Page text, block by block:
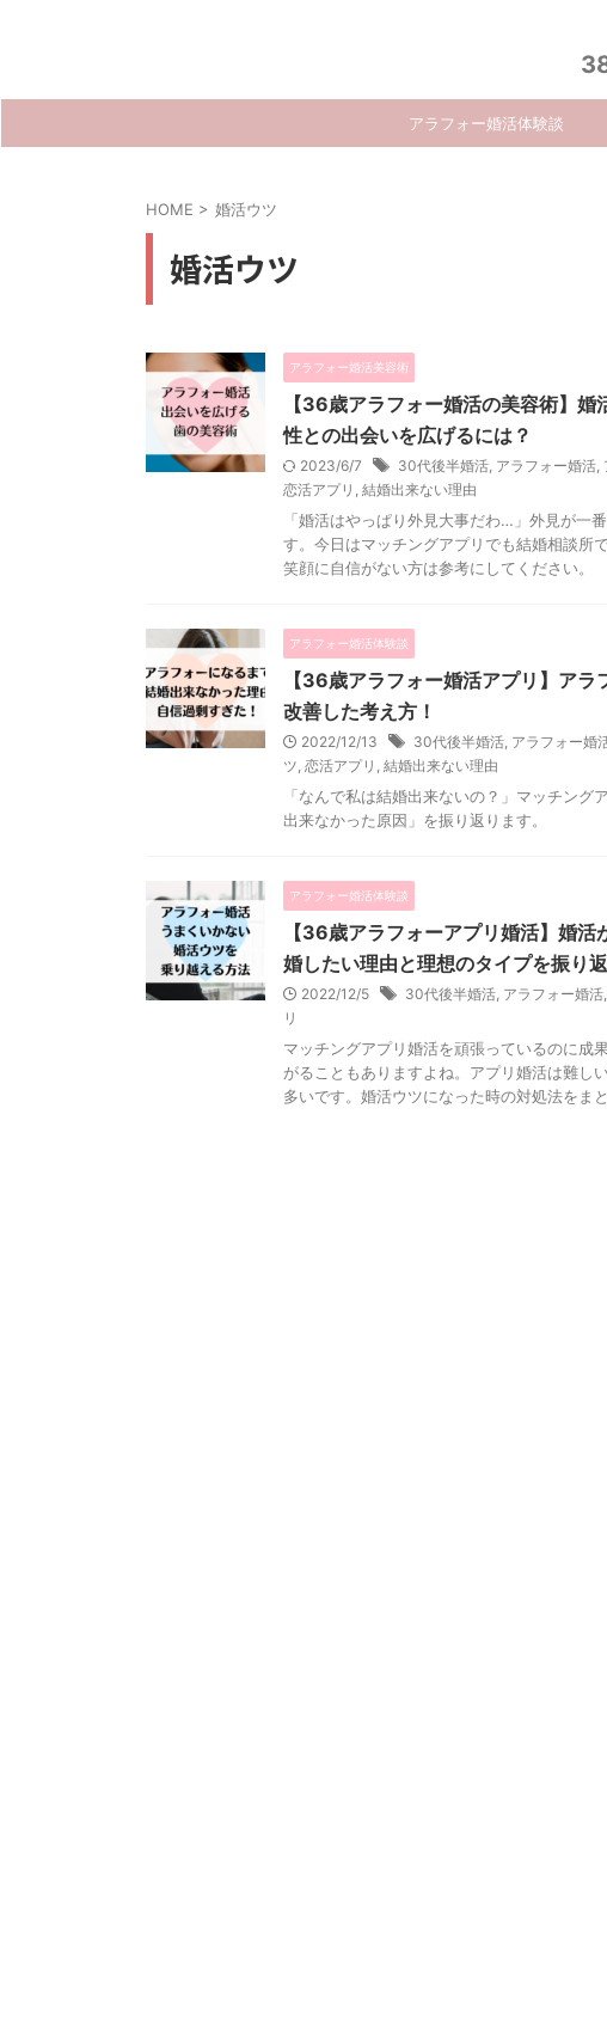
アラフォー婚活体験談
HOME > 婚活ウツ
婚活ウツ
アラフォー婚活美容術
【36歳アラフォー婚活の美容術】
性との出会いを広げるには？
2023/6/7 30代後半婚活, アラフォー婚活,
恋活アプリ , 結婚出来ない理由
「婚活はやっぱり外見大事だわ…」外見が一
す。今日はマッチングアプリでも結婚相談所
笑顔に自信がない方は参考にしてください。
アラフォー婚活体験談
【36歳アラフォー婚活アプリ】ア
改善した考え方！
2022/12/13 30代後半婚活, アラフォー婚
ツ, 恋活アプリ , 結婚出来ない理由
「なんで私は結婚出来ないの？」マッチン
出来なかった原因」を振り返ります。
アラフォー婚活体験談
【36歳アラフォーアプリ婚活】婚
婚したい理由と理想のタイプを振り返
2022/12/5 30代後半婚活, アラフォー婚活,
リ
マッチングアプリ婚活を頑張っているのに成
がることもありますよね。アプリ婚活は難し
多いです。婚活ウツになった時の対処法をまと